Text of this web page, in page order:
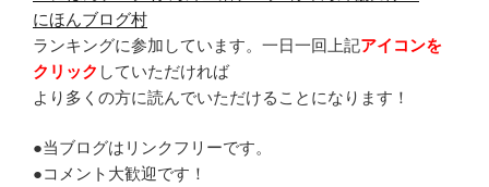
にほんブログ村
ランキングに参加しています。一日一回上記アイコンを
クリック していただければ
より多くの方に読んでいただけることになります！
●当ブログはリンクフリーです。
●コメント大歓迎です！